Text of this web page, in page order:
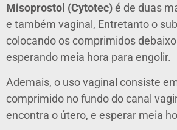
Misoprostol (Cytotec)é de duas
e também vaginal, Entretanto o
colocando os comprimidos
esperando meia hora para engolir.
Ademais, o uso vaginal consiste
comprimido no fundo do canal
encontra o útero, e esperar meia